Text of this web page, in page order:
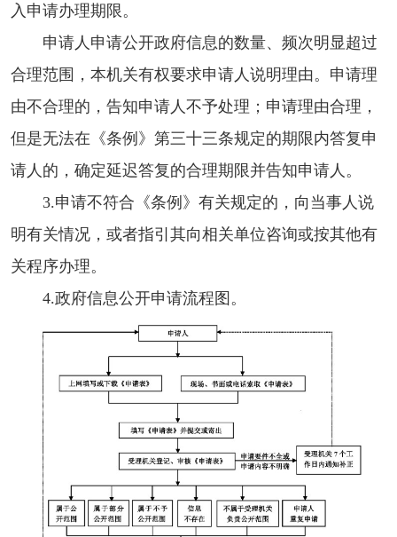
入申请办理期限。
申请人申请公开政府信息的数量、频次明显超过
合理范围，本机关有权要求申请人说明理由。申请理
由不合理的，告知申请人不予处理；申请理由合理，
但是无法在《条例》第三十三条规定的期限内答复申
请人的，确定延迟答复的合理期限并告知申请人。
3.申请不符合《条例》有关规定的，向当事人说
明有关情况，或者指引其向相关单位咨询或按其他有
关程序办理。
4.政府信息公开申请流程图。